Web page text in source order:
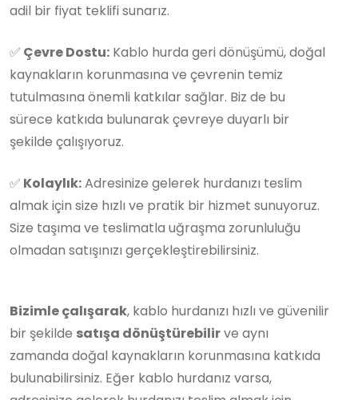
adil bir fiyat teklifi sunarız.
✅ Çevre Dostu: Kablo hurda geri dönüşümü, doğal
kaynakların korunmasına ve çevrenin temiz
tutulmasına önemli katkılar sağlar. Biz de bu
sürece katkıda bulunarak çevreye duyarlı bir
şekilde çalışıyoruz.
✅ Kolaylık:Adresinize gelerek hurdanızı teslim
almak için size hızlı ve pratik bir hizmet sunuyoruz.
Size taşıma ve teslimatla uğraşma zorunluluğu
olmadan satışınızı gerçekleştirebilirsiniz.
Bizimle çalışarak, kablo hurdanızı hızlı ve güvenilir
bir şekilde satışa dönüştürebilirve aynı
zamanda doğal kaynakların korunmasına katkıda
bulunabilirsiniz. Eğer kablo hurdanız varsa,